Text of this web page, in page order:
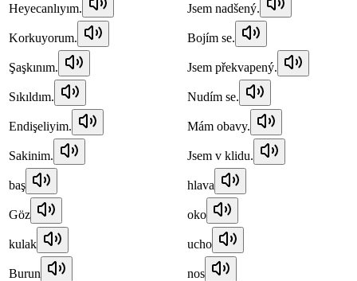
Heyecanlıyım. Jsem nadšený.
Korkuyorum. Bojím se.
Şaşkınım. Jsem překvapený.
Sıkıldım. Nudím se.
Endişeliyim. Mám obavy.
Sakinim. Jsem v klidu.
baş hlava
Göz oko
kulak ucho
Burun nos